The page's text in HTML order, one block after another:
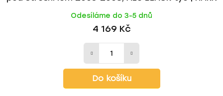
Odesíláme do 3-5 dnů
4 169 Kč
Do košíku